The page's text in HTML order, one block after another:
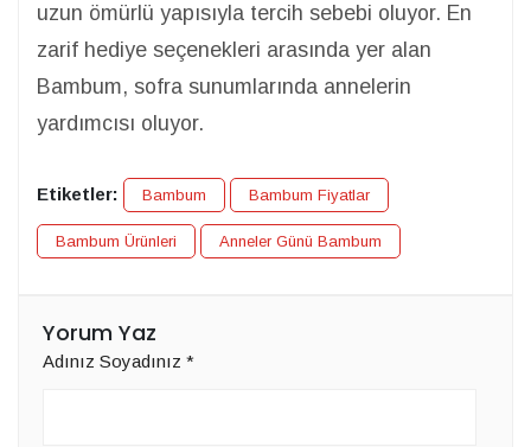
uzun ömürlü yapısıyla tercih sebebi oluyor. En
zarif hediye seçenekleri arasında yer alan
Bambum, sofra sunumlarında annelerin
yardımcısı oluyor.
Etiketler: Bambum Bambum Fiyatlar
Bambum Ürünleri Anneler Günü Bambum
Yorum Yaz
Adınız Soyadınız *